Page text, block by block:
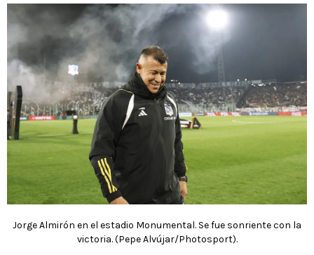
Jorge Almirón en el estadio Monumental. Se fue sonriente con la
victoria. (Pepe Alvújar/Photosport).